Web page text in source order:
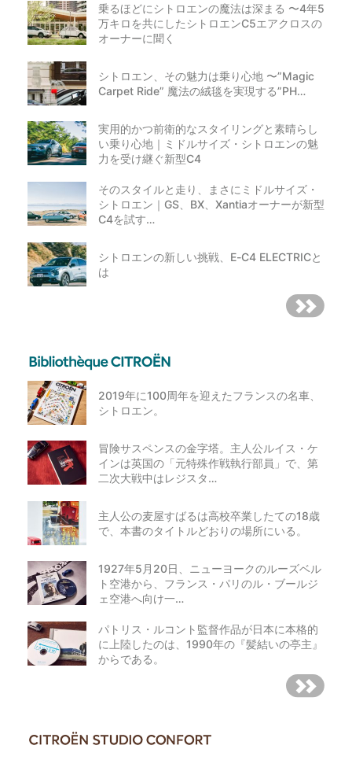
乗るほどにシトロエンの魔法は深まる 〜4年5
万キロを共にしたシトロエンC5エアクロスの
オーナーに聞く
シトロエン、その魅力は乗り心地 〜”Magic
Carpet Ride” 魔法の絨毯を実現する”PH…
実用的かつ前衛的なスタイリングと素晴らし
い乗り心地｜ミドルサイズ・シトロエンの魅
力を受け継ぐ新型C4
そのスタイルと走り、まさにミドルサイズ・
シトロエン｜GS、BX、Xantiaオーナーが新型
C4を試す…
シトロエンの新しい挑戦、E-C4 ELECTRICと
は
2019年に100周年を迎えたフランスの名車、
シトロエン。
冒険サスペンスの金字塔。主人公ルイス・ケ
インは英国の「元特殊作戦執行部員」で、第
二次大戦中はレジスタ…
主人公の麦屋すばるは高校卒業したての18歳
で、本書のタイトルどおりの場所にいる。
1927年5月20日、ニューヨークのルーズベル
ト空港から、フランス・パリのル・ブールジ
ェ空港へ向け一…
パトリス・ルコント監督作品が日本に本格的
に上陸したのは、1990年の『髪結いの亭主』
からである。